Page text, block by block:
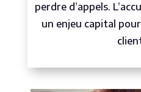
perdre d’appels.
un enjeu capital